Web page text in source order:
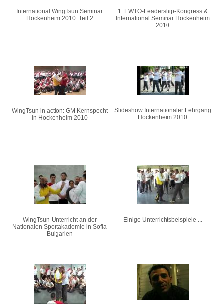
International WingTsun Seminar
Hockenheim 2010 ̶ Teil 2
1. EWTO-Leadership-Kongress &
International Seminar Hockenheim
2010
WingTsun in action: GM Kernspecht
in Hockenheim 2010
Slideshow Internationaler Lehrgang
Hockenheim 2010
WingTsun-Unterricht an der
Nationalen Sportakademie in Sofia
Bulgarien
Einige Unterrichtsbeispiele ...